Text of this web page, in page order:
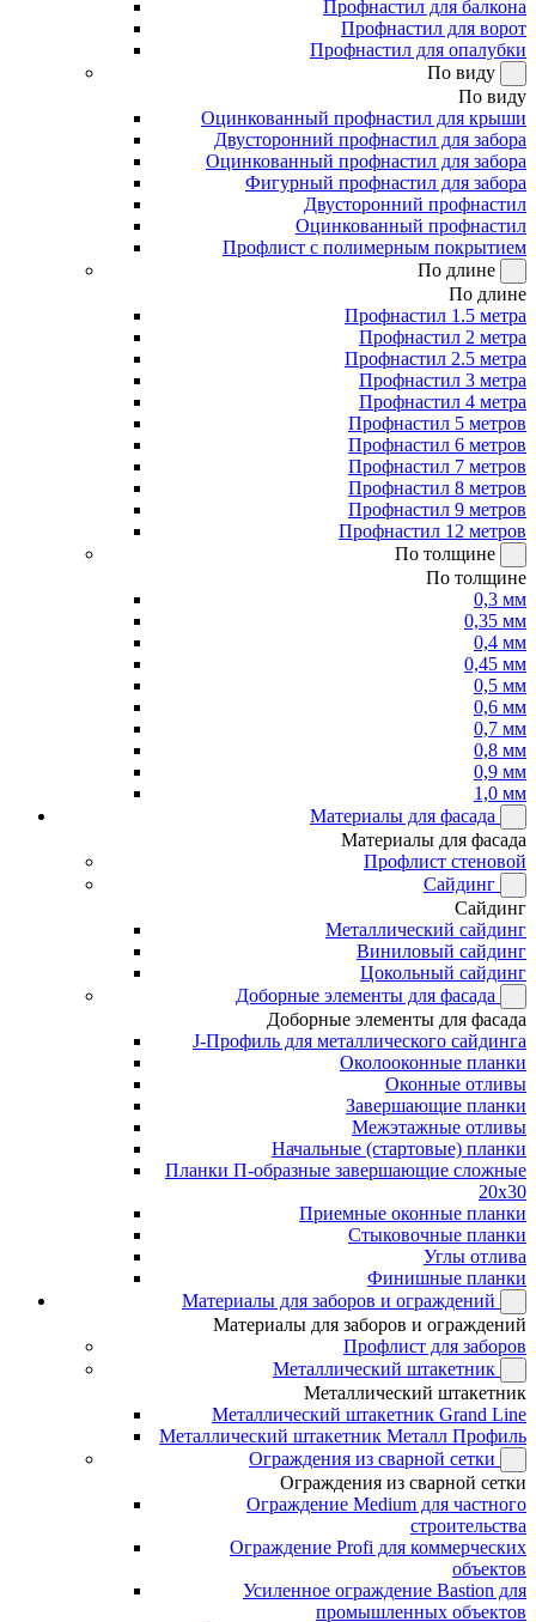
Профнастил для балкона
Профнастил для ворот
Профнастил для опалубки
По виду
По виду
Оцинкованный профнастил для крыши
Двусторонний профнастил для забора
Оцинкованный профнастил для забора
Фигурный профнастил для забора
Двусторонний профнастил
Оцинкованный профнастил
Профлист с полимерным покрытием
По длине
По длине
Профнастил 1.5 метра
Профнастил 2 метра
Профнастил 2.5 метра
Профнастил 3 метра
Профнастил 4 метра
Профнастил 5 метров
Профнастил 6 метров
Профнастил 7 метров
Профнастил 8 метров
Профнастил 9 метров
Профнастил 12 метров
По толщине
По толщине
0,3 мм
0,35 мм
0,4 мм
0,45 мм
0,5 мм
0,6 мм
0,7 мм
0,8 мм
0,9 мм
1,0 мм
Материалы для фасада
Материалы для фасада
Профлист стеновой
Сайдинг
Сайдинг
Металлический сайдинг
Виниловый сайдинг
Цокольный сайдинг
Доборные элементы для фасада
Доборные элементы для фасада
J-Профиль для металлического сайдинга
Околооконные планки
Оконные отливы
Завершающие планки
Межэтажные отливы
Начальные (стартовые) планки
Планки П-образные завершающие сложные
20x30
Приемные оконные планки
Стыковочные планки
Углы отлива
Финишные планки
Материалы для заборов и ограждений
Материалы для заборов и ограждений
Профлист для заборов
Металлический штакетник
Металлический штакетник
Металлический штакетник Grand Line
Металлический штакетник Металл Профиль
Ограждения из сварной сетки
Ограждения из сварной сетки
Ограждение Medium для частного
строительства
Ограждение Profi для коммерческих
объектов
Усиленное ограждение Bastion для
промышленных объектов